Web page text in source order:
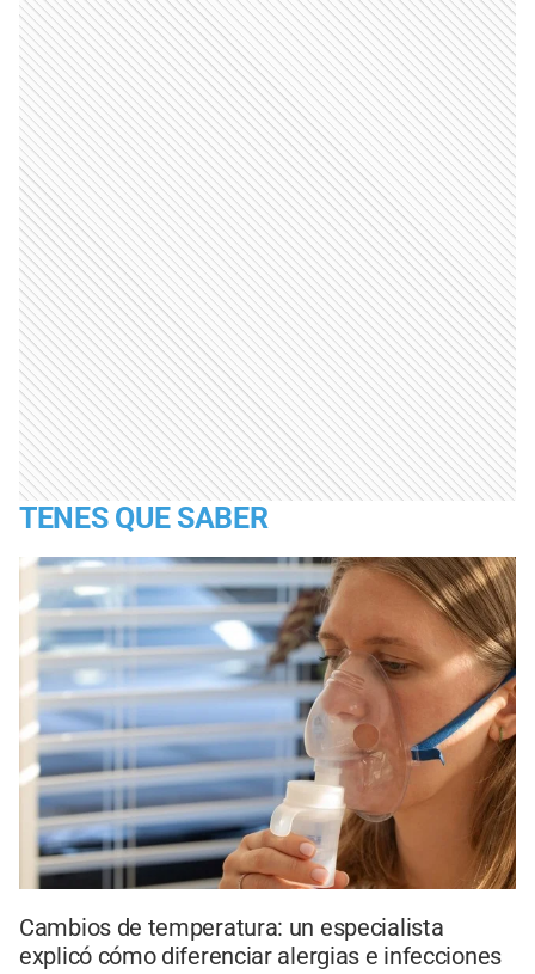
TENES QUE SABER
Cambios de temperatura: un especialista
explicó cómo diferenciar alergias e infecciones